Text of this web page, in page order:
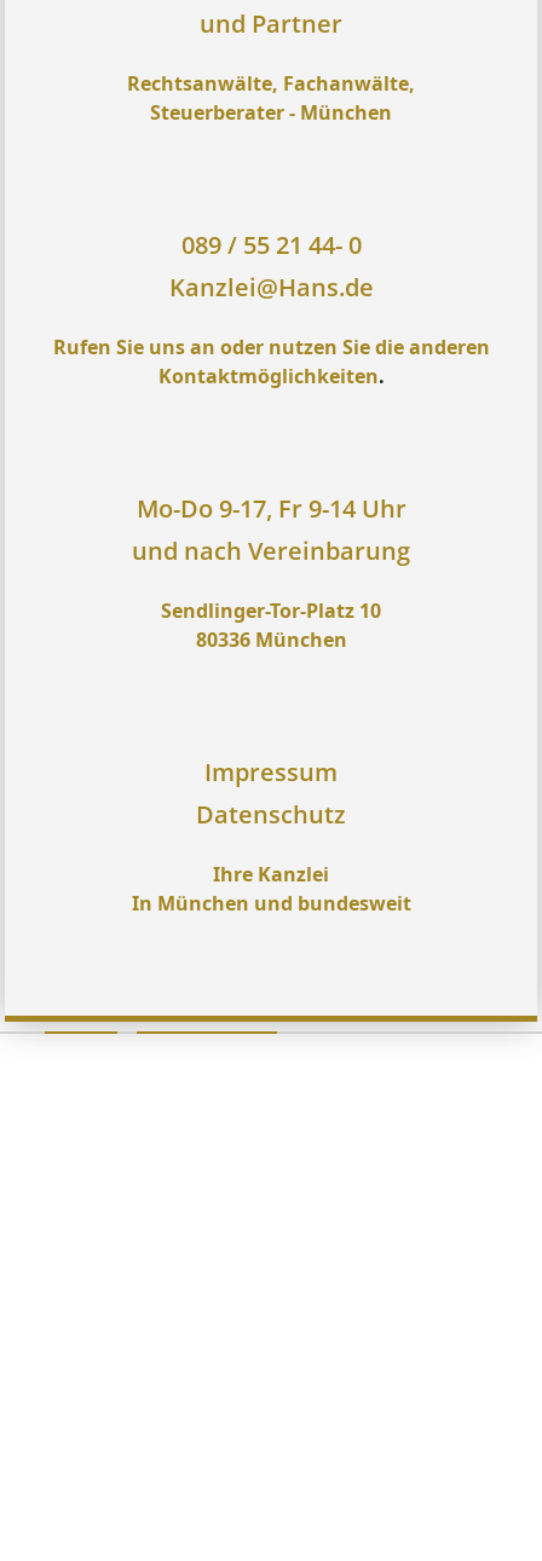
und Partner
Rechtsanwälte, Fachanwälte,
Steuerberater - München
089 / 55 21 44- 0
Kanzlei@Hans.de
Rufen Sie uns an oder nutzen Sie die anderen
Kontaktmöglichkeiten.
Mo-Do 9-17, Fr 9-14 Uhr
und nach Vereinbarung
Sendlinger-Tor-Platz 10
80336 München
Impressum
Datenschutz
Ihre Kanzlei
In München und bundesweit